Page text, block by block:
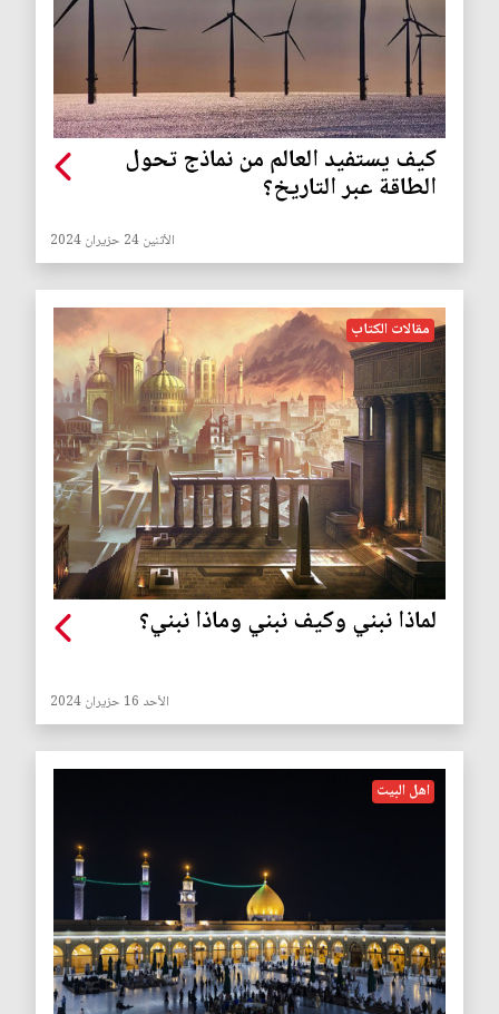
كيف يستفيد العالم من نماذج تحول
الطاقة عبر التاريخ؟
الأثنين 24 حزيران 2024
مقالات الكتاب
لماذا نبني وكيف نبني وماذا نبني؟
الأحد 16 حزيران 2024
اهل البيت